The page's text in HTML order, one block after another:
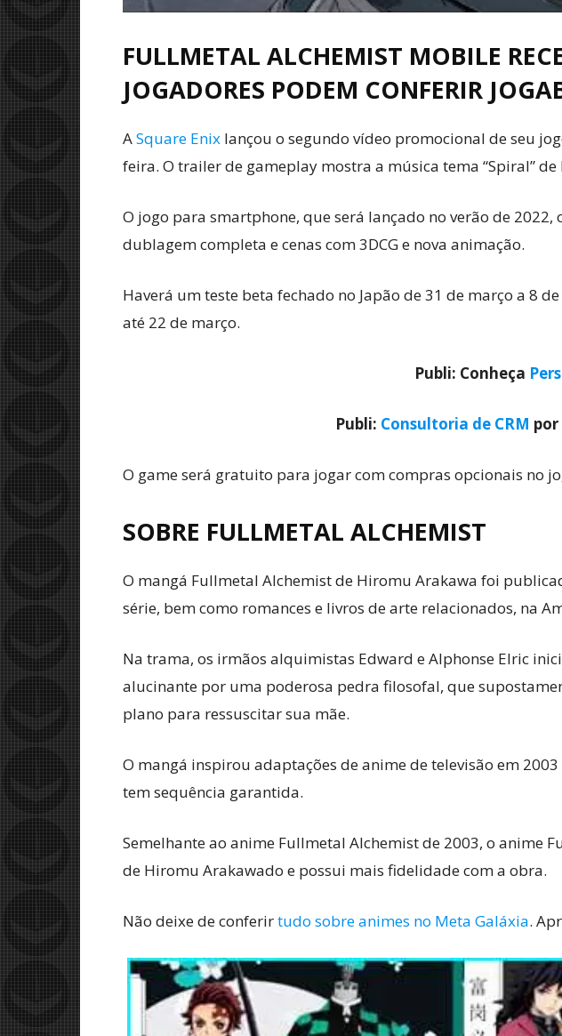
FULLMETAL ALCHEMIST MOBILE
JOGADORES PODEM CONFERIR
ASquare Enix lançou o segundo vídeo promocional de seu
feira. O trailer de gameplay mostra a música tema “Spiral”
O jogo para smartphone, que será lançado no verão de
dublagem completa e cenas com 3DCG e nova animação.
Haverá um teste beta fechado no Japão de 31 de março a 8
até 22 de março.
Publi: Conheça
Publi: Consultoria de CRM
O game será gratuito para jogar com compras opcionais no
SOBRE FULLMETAL ALCHEMIST
O mangá Fullmetal Alchemist de Hiromu Arakawa foi
série, bem como romances e livros de arte relacionados, na
Na trama, os irmãos alquimistas Edward e Alphonse Elric
alucinante por uma poderosa pedra filosofal, que
plano para ressuscitar sua mãe.
O mangá inspirou adaptações de anime de televisão em
tem sequência garantida.
Semelhante ao anime Fullmetal Alchemist de 2003, o anime
de Hiromu Arakawado e possui mais fidelidade com a obra.
Não deixe de conferirtudo sobre animes no Meta Galáxia.